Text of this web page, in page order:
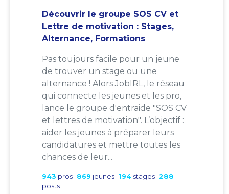
Découvrir le groupe SOS CV et
Lettre de motivation : Stages,
Alternance, Formations
Pas toujours facile pour un jeune
de trouver un stage ou une
alternance ! Alors JobIRL, le réseau
qui connecte les jeunes et les pro,
lance le groupe d'entraide "SOS CV
et lettres de motivation". L’objectif :
aider les jeunes à préparer leurs
candidatures et mettre toutes les
chances de leur...
943 pros 869 jeunes 194 stages 288
posts